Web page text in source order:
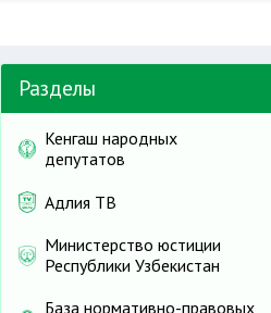
Разделы
Кенгаш народных
депутатов
Адлия ТВ
Министерство юстиции
Республики Узбекистан
База нормативно-правовых